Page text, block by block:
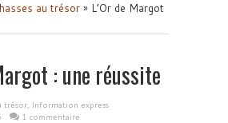
au trésor » L’Or de Margot
: une réussite
trésor, Information express
1 commentaire